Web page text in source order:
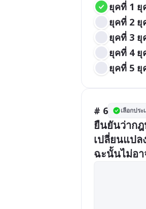
ยุคที่ 1
ยุคที่ 2 ยุ
ยุคที่ 3
ยุคที่ 4 ยุ
ยุคที่ 5 ยุ
# 6 เลือกประ
ยืนยันว่าก
เปลี่ยนแป
ฉะนั้นไม่อา